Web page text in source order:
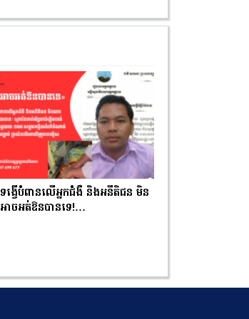
ទង្វើបំពានលើអ្នកជំងឺ និងអនីតិជន មិន
អាចអត់ឱនបានទេ!…